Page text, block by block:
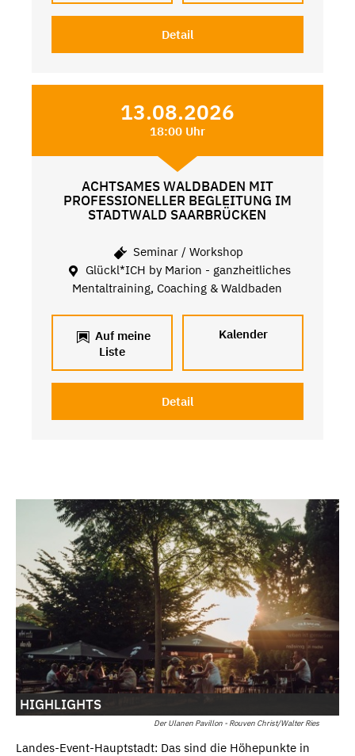
Detail
13.08.2026
18:00 Uhr
ACHTSAMES WALDBADEN MIT
PROFESSIONELLER BEGLEITUNG IM
STADTWALD SAARBRÜCKEN
Seminar / Workshop
Glückl*ICH by Marion - ganzheitliches
Mentaltraining, Coaching & Waldbaden
Auf meine
Liste
Kalender
Detail
Der Ulanen Pavillon - Rouven Christ/Walter Ries
HIGHLIGHTS
Landes-Event-Hauptstadt: Das sind die Höhepunkte in